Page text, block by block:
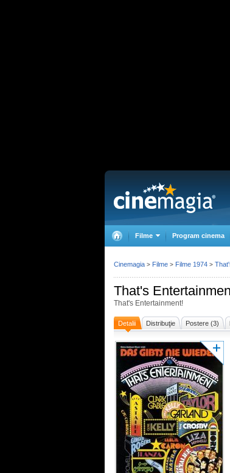
Filme Program cinema
That's
That's Entertainment!
Detalii Distribuţie Postere (3)
Cinemagia > Filme > Filme 1974 >